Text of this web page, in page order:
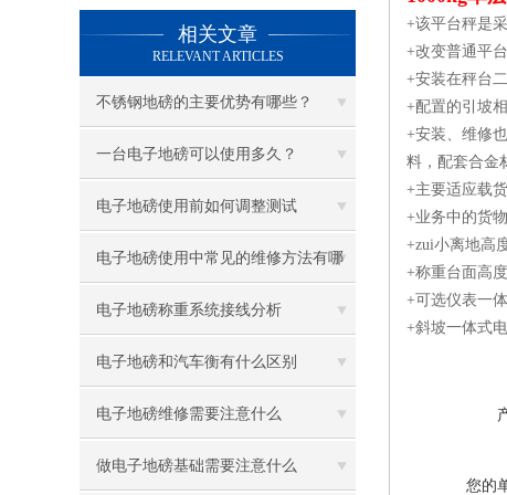
相关文章
RELEVANT ARTICLES
不锈钢地磅的主要优势有哪些？
一台电子地磅可以使用多久？
电子地磅使用前如何调整测试
电子地磅使用中常见的维修方法有哪
些
电子地磅称重系统接线分析
电子地磅和汽车衡有什么区别
电子地磅维修需要注意什么
做电子地磅基础需要注意什么
+该平台秤是
+改变普通平
+安装在秤台
+配置的引坡
+安装、维修
料，配套合金
+主要适应载
+业务中的货
+zui小离地高
+称重台面高
+可选仪表一
+斜坡一体式
您的